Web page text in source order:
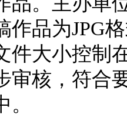
作品为JPG
件大小控制
审核，符合